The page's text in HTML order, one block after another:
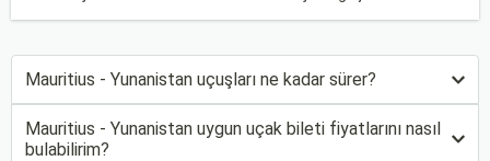
Mauritius - Yunanistan uçuşları ne kadar sürer?
Mauritius - Yunanistan uygun uçak bileti fiyatlarını nasıl
bulabilirim?